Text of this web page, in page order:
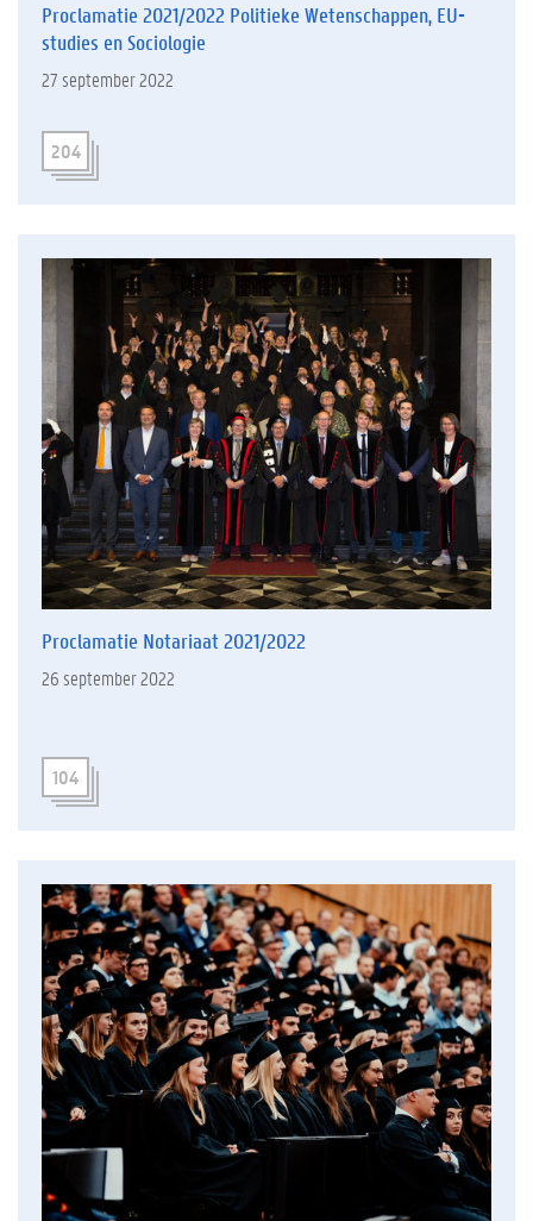
Proclamatie 2021/2022 Politieke Wetenschappen, EU-
studies en Sociologie
27 september 2022
204
Proclamatie Notariaat 2021/2022
26 september 2022
104